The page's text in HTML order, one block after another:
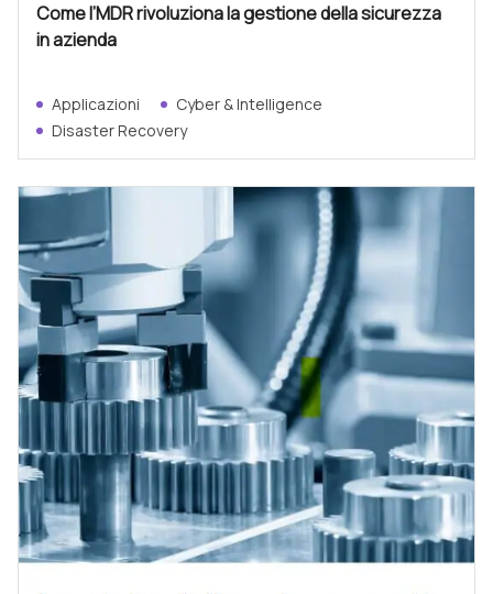
Come l’MDR rivoluziona la gestione della sicurezza
in azienda
Applicazioni
Cyber & Intelligence
Disaster Recovery